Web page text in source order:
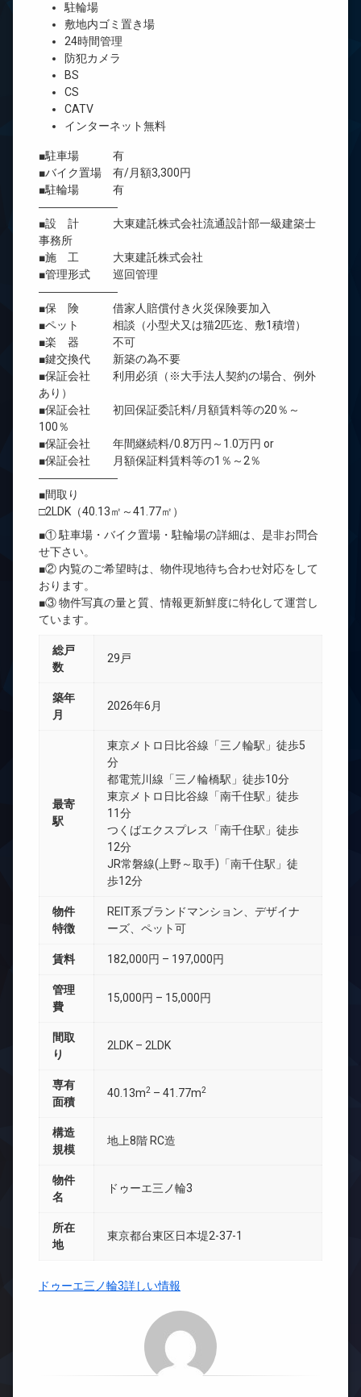
駐輪場
敷地内ゴミ置き場
24時間管理
防犯カメラ
BS
CS
CATV
インターネット無料
■駐車場 有
■バイク置場 有/月額3,300円
■駐輪場 有
―――――――
■設 計 大東建託株式会社流通設計部一級建築士
事務所
■施 工 大東建託株式会社
■管理形式 巡回管理
―――――――
■保 険 借家人賠償付き火災保険要加入
■ペット 相談（小型犬又は猫2匹迄、敷1積増）
■楽 器 不可
■鍵交換代 新築の為不要
■保証会社 利用必須（※大手法人契約の場合、例外
あり）
■保証会社 初回保証委託料/月額賃料等の20％～
100％
■保証会社 年間継続料/0.8万円～1.0万円 or
■保証会社 月額保証料賃料等の1％～2％
―――――――
■間取り
□2LDK（40.13㎡～41.77㎡）
■① 駐車場・バイク置場・駐輪場の詳細は、是非お問合
せ下さい。
■② 内覧のご希望時は、物件現地待ち合わせ対応をして
おります。
■③ 物件写真の量と質、情報更新鮮度に特化して運営し
ています。
総戸
数
29戸
築年
月
2026年6月
最寄
駅
東京メトロ日比谷線「三ノ輪駅」徒歩5
分
都電荒川線「三ノ輪橋駅」徒歩10分
東京メトロ日比谷線「南千住駅」徒歩
11分
つくばエクスプレス「南千住駅」徒歩
12分
JR常磐線(上野～取手)「南千住駅」徒
歩12分
物件
特徴
REIT系ブランドマンション、デザイナ
ーズ、ペット可
賃料 182,000円 – 197,000円
管理
費
15,000円 – 15,000円
間取
り
2LDK – 2LDK
専有
面積
40.13m2 – 41.77m2
構造
規模
地上8階 RC造
物件
名
ドゥーエ三ノ輪3
所在
地
東京都台東区日本堤2-37-1
ドゥーエ三ノ輪3詳しい情報